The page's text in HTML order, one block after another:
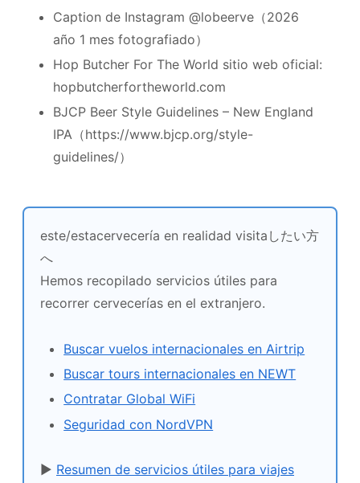
Caption de Instagram @lobeerve（2026
año 1 mes fotografiado）
Hop Butcher For The World sitio web oficial:
hopbutcherfortheworld.com
BJCP Beer Style Guidelines – New England
IPA（https://www.bjcp.org/style-
guidelines/）
este/estacervecería en realidad visitaしたい方
へ
Hemos recopilado servicios útiles para
recorrer cervecerías en el extranjero.
Buscar vuelos internacionales en Airtrip
Buscar tours internacionales en NEWT
Contratar Global WiFi
Seguridad con NordVPN
▶ Resumen de servicios útiles para viajes